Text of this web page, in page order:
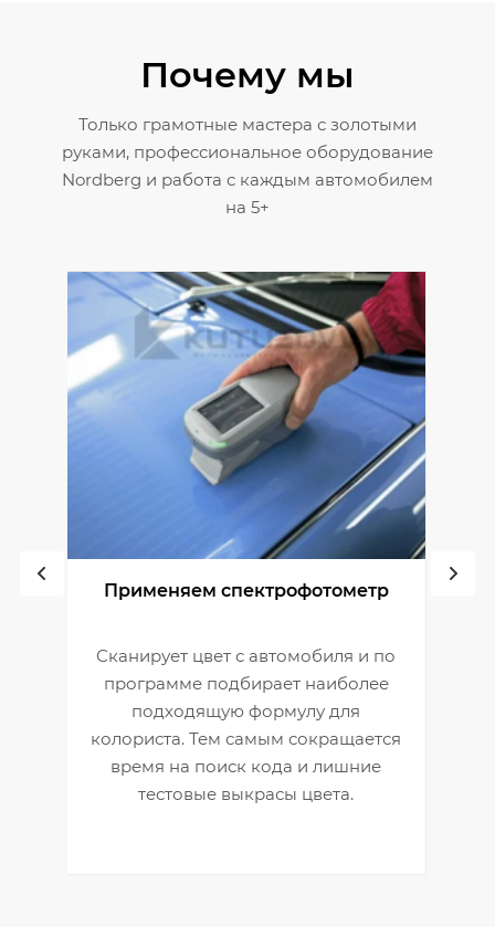
Почему мы
Только грамотные мастера с золотыми
руками, профессиональное оборудование
Nordberg и работа с каждым автомобилем
на 5+
Применяем спектрофотометр
Сканирует цвет с автомобиля и по
программе подбирает наиболее
подходящую формулу для
колориста. Тем самым сокращается
время на поиск кода и лишние
тестовые выкрасы цвета.